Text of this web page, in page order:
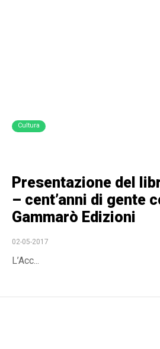
Cultura
Presentazione del
– cent’anni di gente
Gammarò Edizioni
02-05-2017
L’Acc...